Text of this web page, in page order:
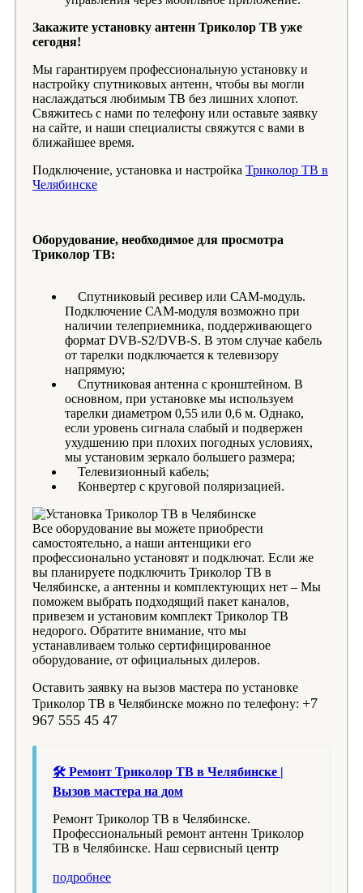
Закажите установку антенн Триколор ТВ уже
сегодня!
Мы гарантируем профессиональную установку и
настройку спутниковых антенн, чтобы вы могли
наслаждаться любимым ТВ без лишних хлопот.
Свяжитесь с нами по телефону или оставьте заявку
на сайте, и наши специалисты свяжутся с вами в
ближайшее время.
Подключение, установка и настройка Триколор ТВ в
Челябинске
Оборудование, необходимое для просмотра
Триколор ТВ:
Спутниковый ресивер или САМ-модуль.
Подключение САМ-модуля возможно при
наличии телеприемника, поддерживающего
формат DVB-S2/DVB-S. В этом случае кабель
от тарелки подключается к телевизору
напрямую;
Спутниковая антенна с кронштейном. В
основном, при установке мы используем
тарелки диаметром 0,55 или 0,6 м. Однако,
если уровень сигнала слабый и подвержен
ухудшению при плохих погодных условиях,
мы установим зеркало большего размера;
Телевизионный кабель;
Конвертер с круговой поляризацией.
Все оборудование вы можете приобрести
самостоятельно, а наши антенщики его
профессионально установят и подключат. Если же
вы планируете подключить Триколор ТВ в
Челябинске, а антенны и комплектующих нет – Мы
поможем выбрать подходящий пакет каналов,
привезем и установим комплект Триколор ТВ
недорого. Обратите внимание, что мы
устанавливаем только сертифицированное
оборудование, от официальных дилеров.
Оставить заявку на вызов мастера по установке
Триколор ТВ в Челябинске можно по телефону: +7
967 555 45 47
🛠 Ремонт Триколор ТВ в Челябинске |
Вызов мастера на дом
Ремонт Триколор ТВ в Челябинске.
Профессиональный ремонт антенн Триколор
ТВ в Челябинске. Наш сервисный центр
подробнее